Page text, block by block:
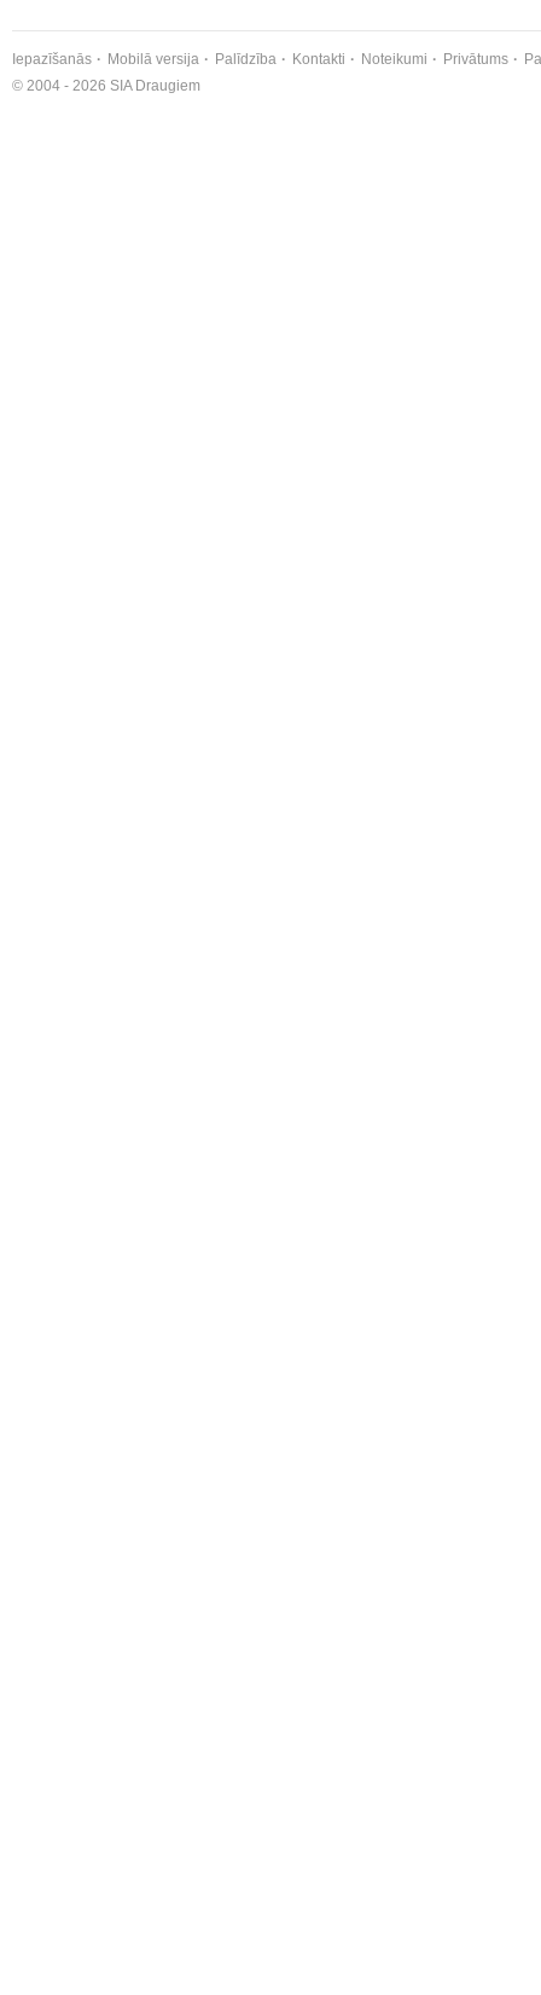
Iepazīšanās Mobilā versija Palīdzība Kontakti Noteikumi Privātums
© 2004 - 2026 SIA Draugiem